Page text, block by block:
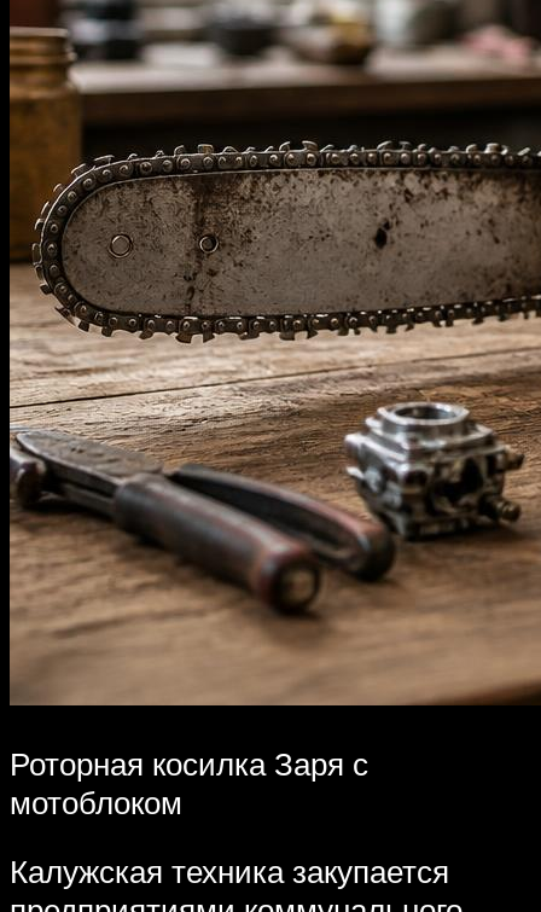
Роторная косилка Заря с
мотоблоком
Калужская техника закупается